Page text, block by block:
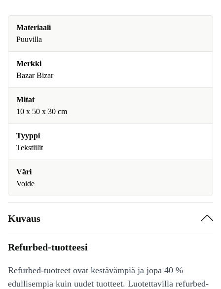
Materiaali
Puuvilla
Merkki
Bazar Bizar
Mitat
10 x 50 x 30 cm
Tyyppi
Tekstiilit
Väri
Voide
Kuvaus
Refurbed-tuotteesi
Refurbed-tuotteet ovat kestävämpiä ja jopa 40 %
edullisempia kuin uudet tuotteet. Luotettavilla refurbed-